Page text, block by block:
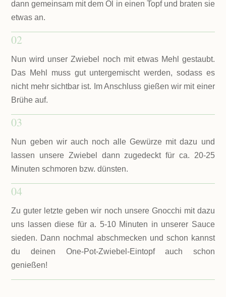
dann gemeinsam mit dem Öl in einen Topf und braten sie
etwas an.
02
Nun wird unser Zwiebel noch mit etwas Mehl gestaubt.
Das Mehl muss gut untergemischt werden, sodass es
nicht mehr sichtbar ist. Im Anschluss gießen wir mit einer
Brühe auf.
03
Nun geben wir auch noch alle Gewürze mit dazu und
lassen unsere Zwiebel dann zugedeckt für ca. 20-25
Minuten schmoren bzw. dünsten.
04
Zu guter letzte geben wir noch unsere Gnocchi mit dazu
uns lassen diese für a. 5-10 Minuten in unserer Sauce
sieden. Dann nochmal abschmecken und schon kannst
du deinen One-Pot-Zwiebel-Eintopf auch schon
genießen!